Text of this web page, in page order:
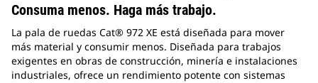
Consuma menos. Haga más trabajo.
La pala de ruedas Cat® 972 XE está diseñada para mover
más material y consumir menos. Diseñada para trabajos
exigentes en obras de construcción, minería e instalaciones
industriales, ofrece un rendimiento potente con sistemas